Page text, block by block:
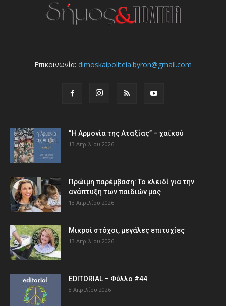
Επικοινωνία: dimoskaipoliteia.byron@gmail.com
“Η Αρμονία της Αταξίας” – χαϊκού
13 Απριλίου 2026
Πρώιμη παρέμβαση: Το κλειδί για την
ανάπτυξη των παιδιών µας
13 Απριλίου 2026
Μικροί στόχοι, μεγάλες επιτυχίες
13 Απριλίου 2026
EDITORIAL – Φύλλο #44
8 Απριλίου 2026